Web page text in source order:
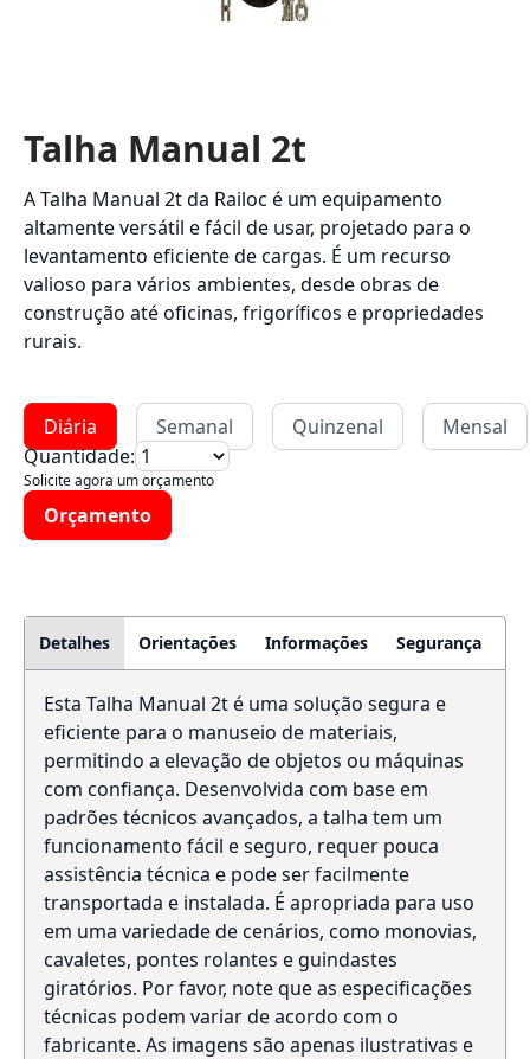
Talha Manual 2t
A Talha Manual 2t da Railoc é um equipamento
altamente versátil e fácil de usar, projetado para o
levantamento eficiente de cargas. É um recurso
valioso para vários ambientes, desde obras de
construção até oficinas, frigoríficos e propriedades
rurais.
Diária Semanal Quinzenal
Mensal
Quantidade:
Solicite agora um orçamento
Orçamento
Detalhes Orientações Informações Segurança
Esta Talha Manual 2t é uma solução segura e
eficiente para o manuseio de materiais,
permitindo a elevação de objetos ou máquinas
com confiança. Desenvolvida com base em
padrões técnicos avançados, a talha tem um
funcionamento fácil e seguro, requer pouca
assistência técnica e pode ser facilmente
transportada e instalada. É apropriada para uso
em uma variedade de cenários, como monovias,
cavaletes, pontes rolantes e guindastes
giratórios. Por favor, note que as especificações
técnicas podem variar de acordo com o
fabricante. As imagens são apenas ilustrativas e